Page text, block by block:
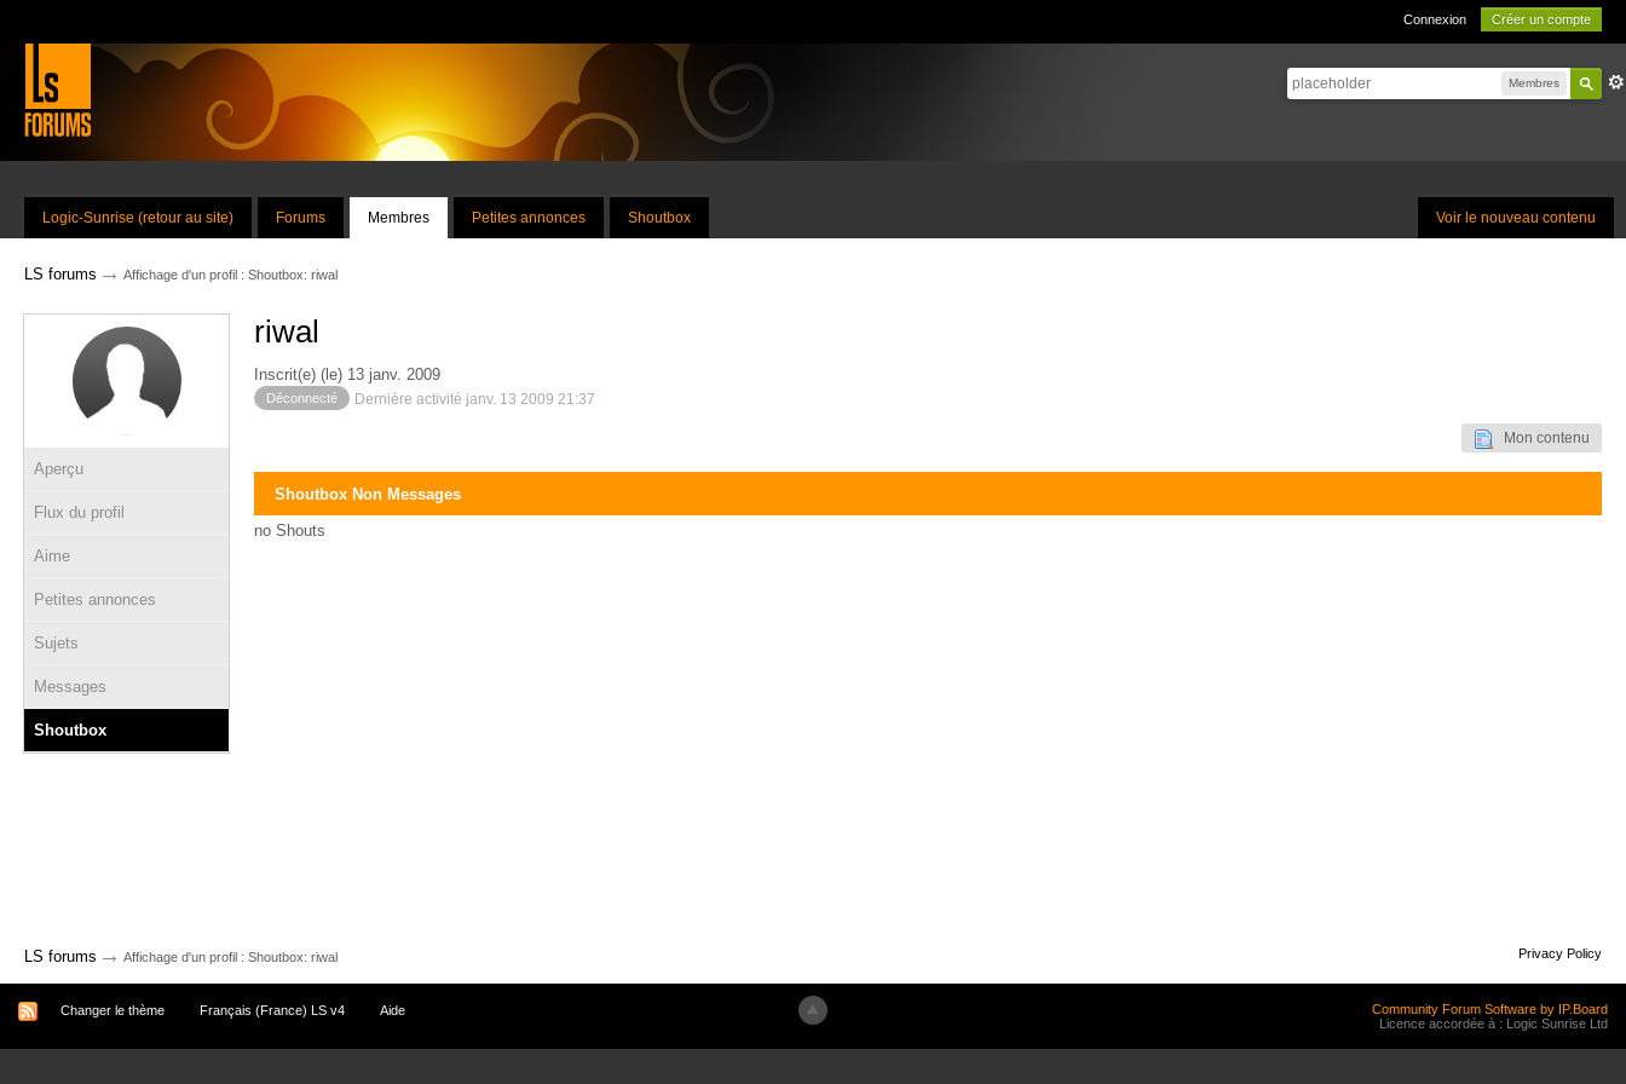
Connexion Créer un compte
Membres
Voir le nouveau contenu
Logic-Sunrise (retour au site) Forums Membres Petites annonces Shoutbox
LS forums → Affichage d'un profil : Shoutbox: riwal
Aperçu
Flux du profil
Aime
Petites annonces
Sujets
Messages
Shoutbox
riwal
Inscrit(e) (le) 13 janv. 2009
Déconnecté Dernière activité janv. 13 2009 21:37
Mon contenu
Shoutbox Non Messages
no Shouts
LS forums → Affichage d'un profil : Shoutbox: riwal Privacy Policy
Changer le thème Français (France) LS v4 Aide
Community Forum Software by IP.Board
Licence accordée à : Logic Sunrise Ltd